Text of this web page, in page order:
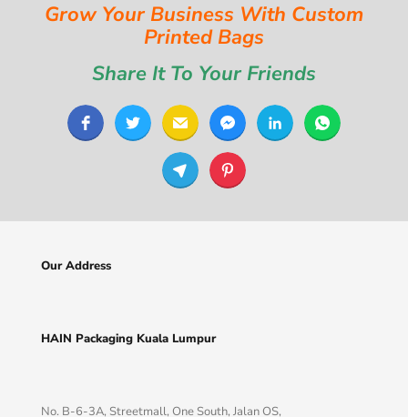
Grow Your Business With Custom
Printed Bags
Share It To Your Friends
Our Address
HAIN Packaging Kuala Lumpur
No. B-6-3A, Streetmall, One South, Jalan OS,